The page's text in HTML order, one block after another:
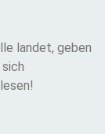
landet, geben